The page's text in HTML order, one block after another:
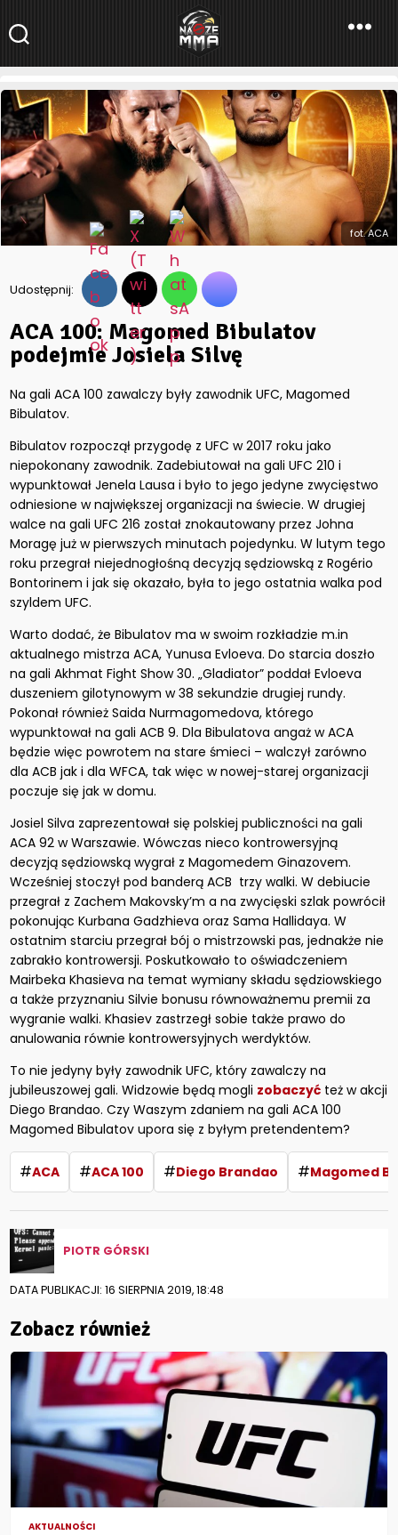
NaszeMMA
NaszeMMA.pl»ACA 100: Magomed Bibulatov podejmie Josiela
Silvę
fot. ACA
Udostępnij:
ACA 100: Magomed Bibulatov
podejmie Josiela Silvę
Na gali ACA 100 zawalczy były zawodnik UFC, Magomed
Bibulatov.
Bibulatov rozpoczął przygodę z UFC w 2017 roku jako
niepokonany zawodnik. Zadebiutował na gali UFC 210 i
wypunktował Jenela Lausa i było to jego jedyne zwycięstwo
odniesione w największej organizacji na świecie. W drugiej
walce na gali UFC 216 został znokautowany przez Johna
Moragę już w pierwszych minutach pojedynku. W lutym tego
roku przegrał niejednogłośną decyzją sędziowską z Rogério
Bontorinem i jak się okazało, była to jego ostatnia walka pod
szyldem UFC.
Warto dodać, że Bibulatov ma w swoim rozkładzie m.in
aktualnego mistrza ACA, Yunusa Evloeva. Do starcia doszło
na gali Akhmat Fight Show 30. „Gladiator” poddał Evloeva
duszeniem gilotynowym w 38 sekundzie drugiej rundy.
Pokonał również Saida Nurmagomedova, którego
wypunktował na gali ACB 9. Dla Bibulatova angaż w ACA
będzie więc powrotem na stare śmieci – walczył zarówno
dla ACB jak i dla WFCA, tak więc w nowej-starej organizacji
poczuje się jak w domu.
Josiel Silva zaprezentował się polskiej publiczności na gali
ACA 92 w Warszawie. Wówczas nieco kontrowersyjną
decyzją sędziowską wygrał z Magomedem Ginazovem.
Wcześniej stoczył pod banderą ACB trzy walki. W debiucie
przegrał z Zachem Makovsky’m a na zwycięski szlak powrócił
pokonując Kurbana Gadzhieva oraz Sama Hallidaya. W
ostatnim starciu przegrał bój o mistrzowski pas, jednakże nie
zabrakło kontrowersji. Poskutkowało to oświadczeniem
Mairbeka Khasieva na temat wymiany składu sędziowskiego
a także przyznaniu Silvie bonusu równoważnemu premii za
wygranie walki. Khasiev zastrzegł sobie także prawo do
anulowania równie kontrowersyjnych werdyktów.
To nie jedyny były zawodnik UFC, który zawalczy na
jubileuszowej gali. Widzowie będą mogli zobaczyć też w akcji
Diego Brandao. Czy Waszym zdaniem na gali ACA 100
Magomed Bibulatov upora się z byłym pretendentem?
#ACA #ACA 100 #Diego Brandao #Magomed
PIOTR GÓRSKI
DATA PUBLIKACJI: 16 SIERPNIA 2019, 18:48
Zobacz również
AKTUALNOŚCI